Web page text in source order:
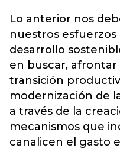
Lo anterior nos
nuestros
desarrollo
en buscar,
transición
modernización de
a través de la
mecanismos que
canalicen el gasto